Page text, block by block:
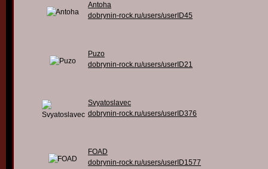
Antoha
dobrynin-rock.ru/users/userID45
Puzo
dobrynin-rock.ru/users/userID21
Svyatoslavec
dobrynin-rock.ru/users/userID376
FOAD
dobrynin-rock.ru/users/userID1577